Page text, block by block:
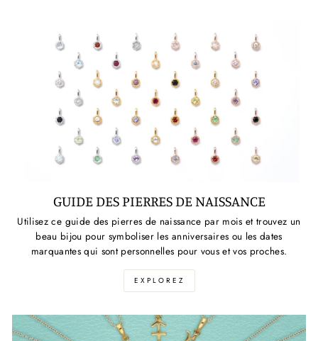
GUIDE DES PIERRES DE NAISSANCE
Utilisez ce guide des pierres de naissance par mois et trouvez un
beau bijou pour symboliser les anniversaires ou les dates
marquantes qui sont personnelles pour vous et vos proches.
EXPLOREZ